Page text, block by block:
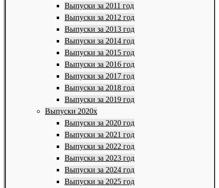
Выпуски за 2011 год
Выпуски за 2012 год
Выпуски за 2013 год
Выпуски за 2014 год
Выпуски за 2015 год
Выпуски за 2016 год
Выпуски за 2017 год
Выпуски за 2018 год
Выпуски за 2019 год
Выпуски 2020х
Выпуски за 2020 год
Выпуски за 2021 год
Выпуски за 2022 год
Выпуски за 2023 год
Выпуски за 2024 год
Выпуски за 2025 год